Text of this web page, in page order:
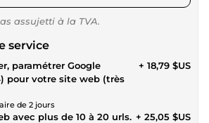
assujetti à la TVA.
service
paramétrer Google
pour votre site web (très
de 2 jours
+ 18,79 $US
avec plus de 10 à 20 urls. + 25,05 $US